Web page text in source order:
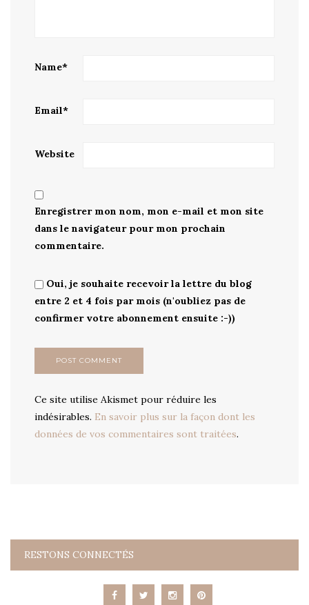
Name*
Email*
Website
Enregistrer mon nom, mon e-mail et mon site
dans le navigateur pour mon prochain
commentaire.
Oui, je souhaite recevoir la lettre du blog
entre 2 et 4 fois par mois (n'oubliez pas de
confirmer votre abonnement ensuite :-))
Ce site utilise Akismet pour réduire les
indésirables. En savoir plus sur la façon dont les
données de vos commentaires sont traitées.
RESTONS CONNECTÉS